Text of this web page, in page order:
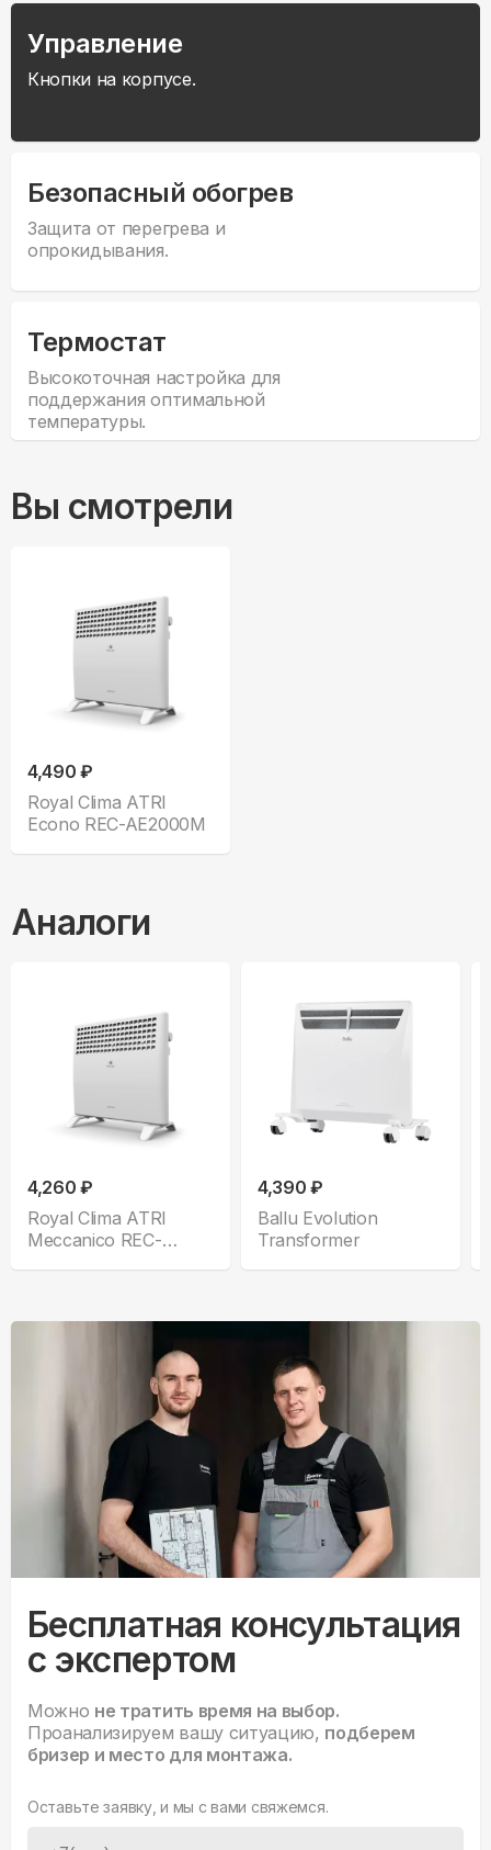
Управление
Кнопки на корпусе.
Безопасный обогрев
Защита от перегрева и
опрокидывания.
Термостат
Высокоточная настройка для
поддержания оптимальной
температуры.
Вы смотрели
4,490 ₽
Royal Clima ATRI
Econo REC-AE2000M
Аналоги
4,260 ₽
Royal Clima ATRI
Meccanico REC-
4,390 ₽
Ballu Evolution
Transformer
Бесплатная консультация
с экспертом
Можно не тратить время на выбор.
Проанализируем вашу ситуацию, подберем
бризер и место для монтажа.
Оставьте заявку, и мы с вами свяжемся.